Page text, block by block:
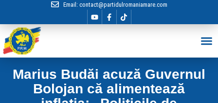
Email: contact@partidulromaniamare.com
Marius Budăi acuză Guvernul
Bolojan că alimentează